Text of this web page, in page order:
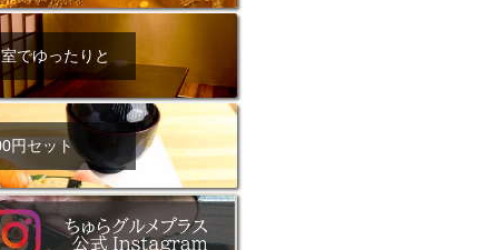
ジンギスカン
イタリアン
古島駅周辺
炉端焼き
ふぐ料理
ング（ビュッフェ）
定メニュー
おでん
牛串焼き
周辺
やぎ料理
周辺
小禄駅周辺
でゆったりと
円セット